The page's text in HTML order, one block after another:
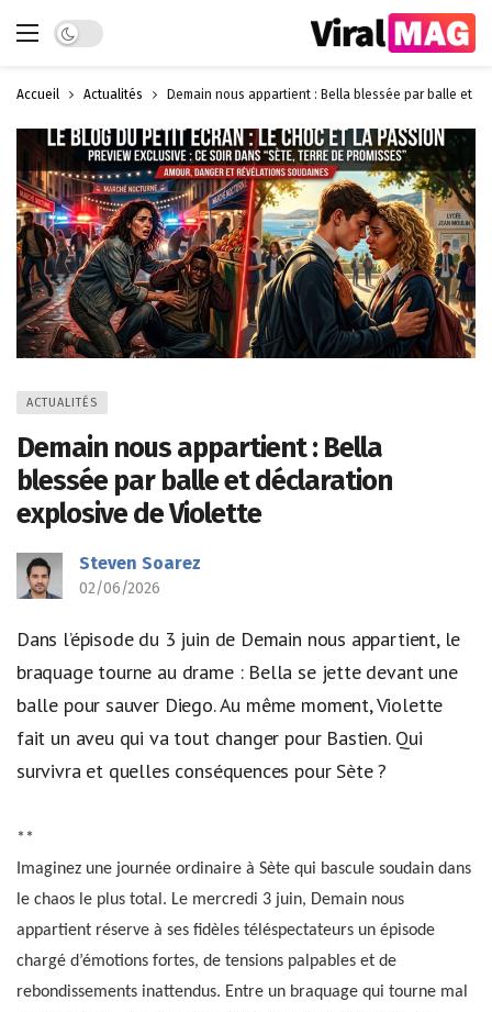
Dark mode
Accueil Actualités Demain nous appartient : Bella blessée par balle et
ACTUALITÉS
Demain nous appartient : Bella
blessée par balle et déclaration
explosive de Violette
Steven Soarez
02/06/2026
Dans l’épisode du 3 juin de Demain nous appartient, le
braquage tourne au drame : Bella se jette devant une
balle pour sauver Diego. Au même moment, Violette
fait un aveu qui va tout changer pour Bastien. Qui
survivra et quelles conséquences pour Sète ?
**
Imaginez une journée ordinaire à Sète qui bascule soudain dans
le chaos le plus total. Le mercredi 3 juin, Demain nous
appartient réserve à ses fidèles téléspectateurs un épisode
chargé d’émotions fortes, de tensions palpables et de
rebondissements inattendus. Entre un braquage qui tourne mal